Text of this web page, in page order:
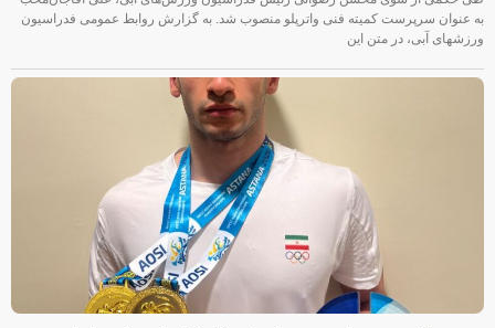
به عنوان سرپرست کمیته فنی واترپلو منصوب شد. به گزارش روابط عمومی فدراسیون
ورزشهای آبی، در متن این